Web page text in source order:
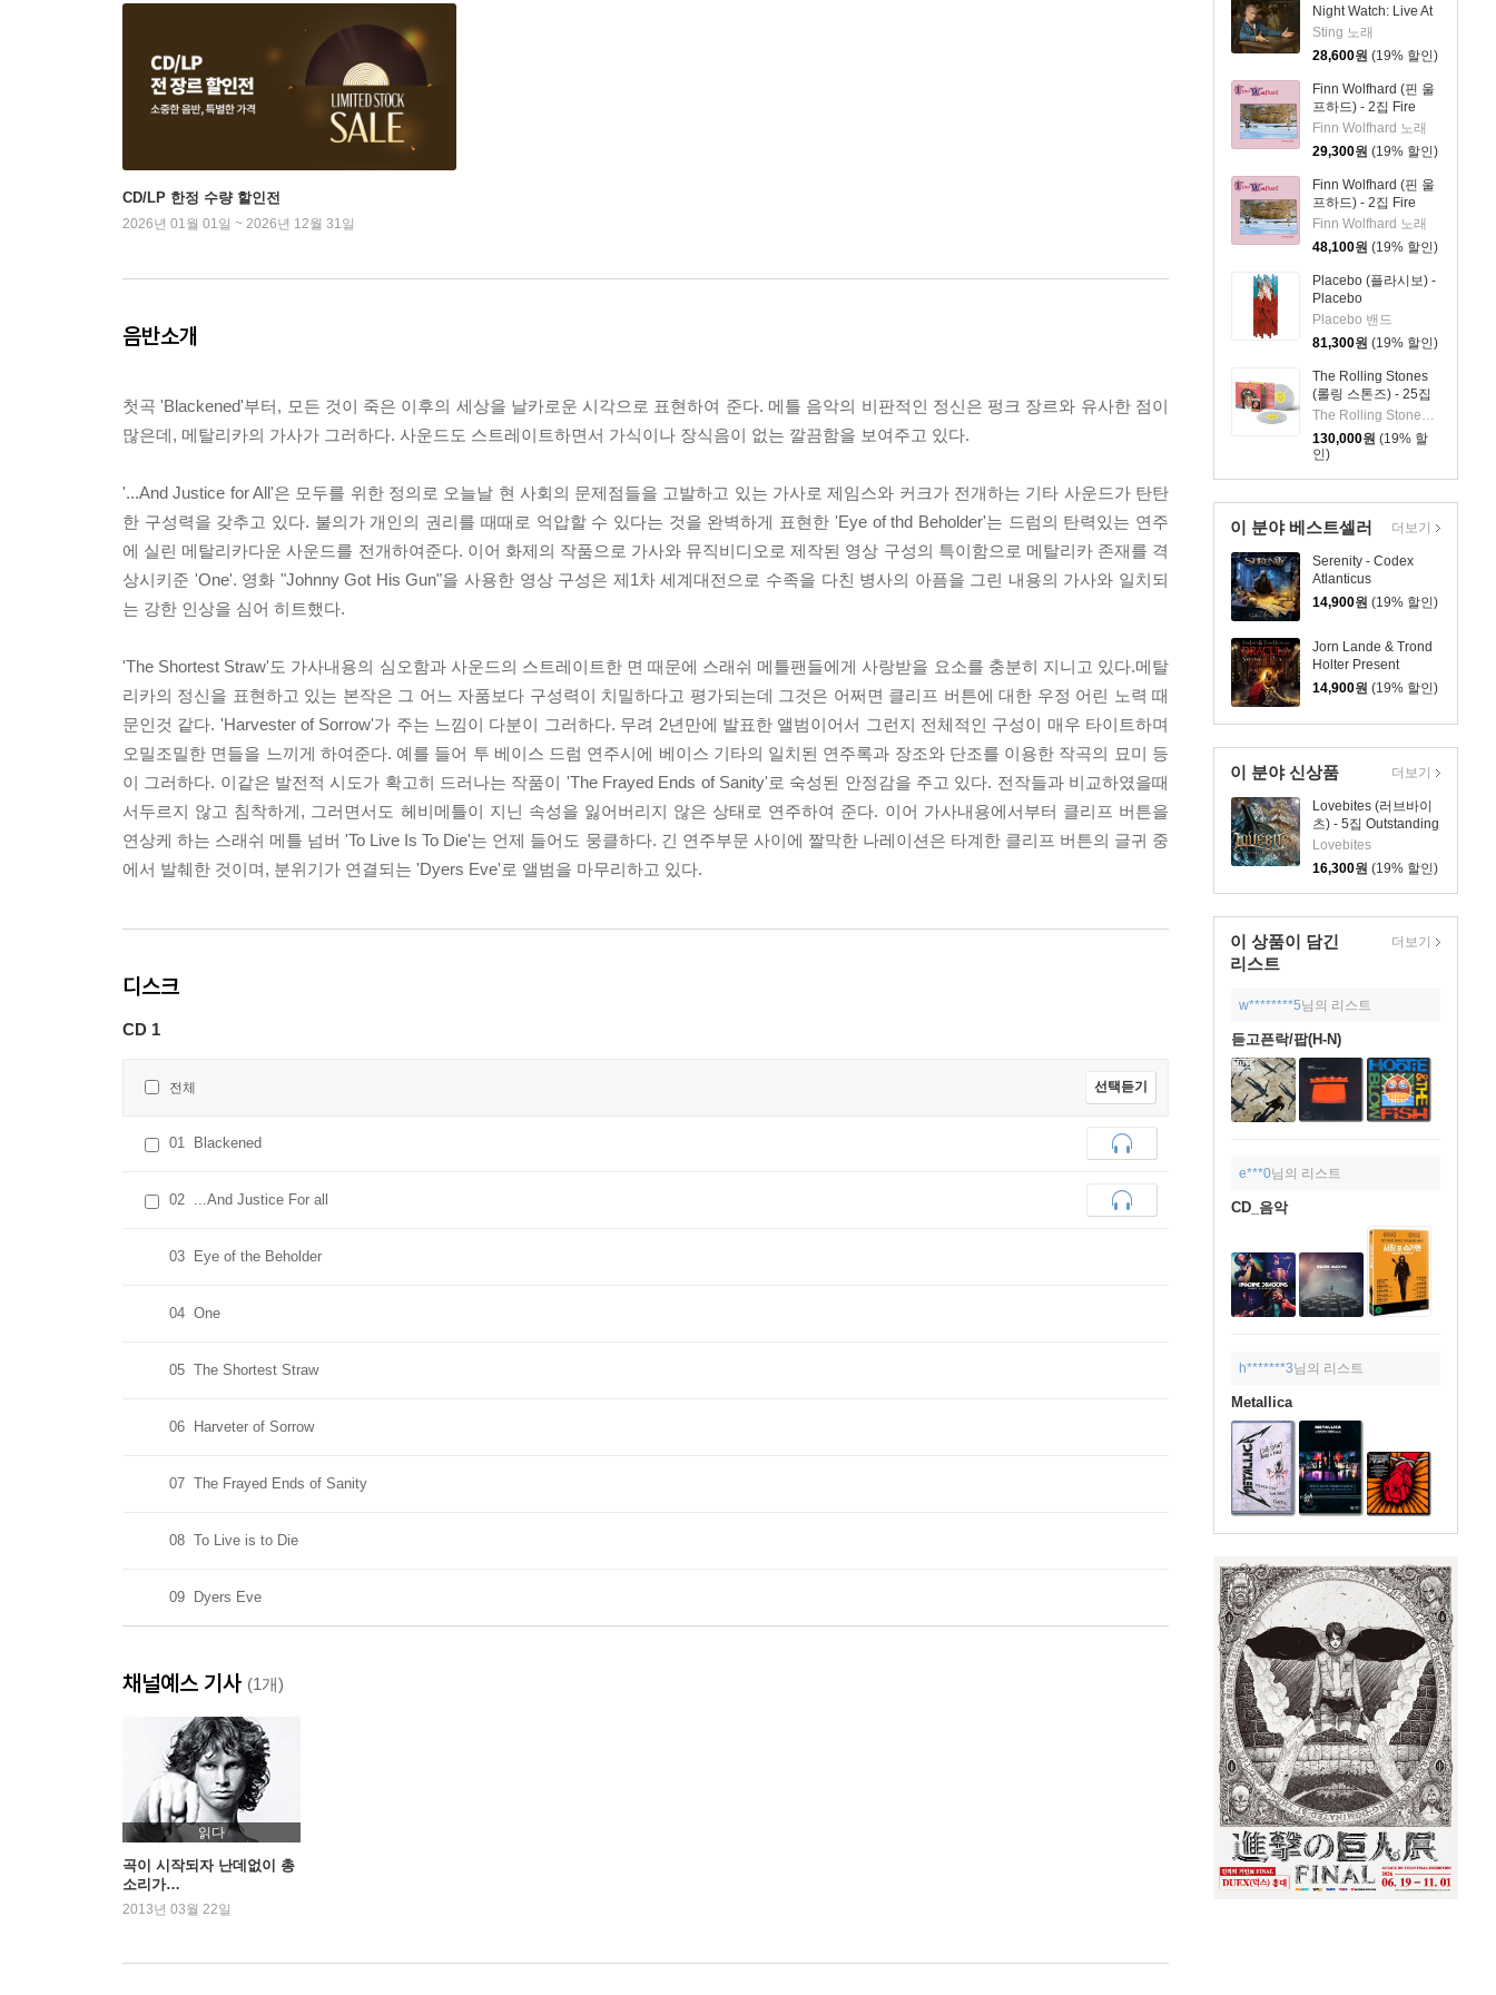
Night Watch: Live At
The Rijksmuseum
Sting 노래
28,600원 (19% 할인)
Finn Wolfhard (핀 울
프하드) - 2집 Fire
From The Hip
Finn Wolfhard 노래
29,300원 (19% 할인)
Finn Wolfhard (핀 울
프하드) - 2집 Fire
From The Hip [LP]
Finn Wolfhard 노래
48,100원 (19% 할인)
Placebo (플라시보) -
Placebo
RE:CREATED [7인치
Vinyl + 2LP]
Placebo 밴드
81,300원 (19% 할인)
The Rolling Stones
(롤링 스톤즈) - 25집
Foreign Tongues [클
리어 컬러 2LP]
The Rolling Stones 밴드
130,000원 (19% 할
인)
이 분야 베스트셀러
Serenity - Codex
Atlanticus
14,900원 (19% 할인)
Jorn Lande & Trond
Holter Present
Dracula: Swing Of
14,900원 (19% 할인)
더보기
이 분야 신상품
Lovebites (러브바이
츠) - 5집 Outstanding
Power
Lovebites
16,300원 (19% 할인)
더보기
이 상품이 담긴
리스트
더보기
w********5님의 리스트
듣고픈락/팝(H-N)
e***0님의 리스트
CD_음악
h*******3님의 리스트
Metallica
CD/LP 한정 수량 할인전
2026년 01월 01일 ~ 2026년 12월 31일
음반소개
첫곡 'Blackened'부터, 모든 것이 죽은 이후의 세상을 날카로운 시각으로 표현하여 준다. 메틀 음악의 비판적인 정신은 펑크 장르와 유사한 점이
많은데, 메탈리카의 가사가 그러하다. 사운드도 스트레이트하면서 가식이나 장식음이 없는 깔끔함을 보여주고 있다.
'...And Justice for All'은 모두를 위한 정의로 오늘날 현 사회의 문제점들을 고발하고 있는 가사로 제임스와 커크가 전개하는 기타 사운드가 탄탄
한 구성력을 갖추고 있다. 불의가 개인의 권리를 때때로 억압할 수 있다는 것을 완벽하게 표현한 'Eye of thd Beholder'는 드럼의 탄력있는 연주
에 실린 메탈리카다운 사운드를 전개하여준다. 이어 화제의 작품으로 가사와 뮤직비디오로 제작된 영상 구성의 특이함으로 메탈리카 존재를 격
상시키준 'One'. 영화 "Johnny Got His Gun"을 사용한 영상 구성은 제1차 세계대전으로 수족을 다친 병사의 아픔을 그린 내용의 가사와 일치되
는 강한 인상을 심어 히트했다.
'The Shortest Straw'도 가사내용의 심오함과 사운드의 스트레이트한 면 때문에 스래쉬 메틀팬들에게 사랑받을 요소를 충분히 지니고 있다.메탈
리카의 정신을 표현하고 있는 본작은 그 어느 자품보다 구성력이 치밀하다고 평가되는데 그것은 어쩌면 클리프 버튼에 대한 우정 어린 노력 때
문인것 같다. 'Harvester of Sorrow'가 주는 느낌이 다분이 그러하다. 무려 2년만에 발표한 앨범이어서 그런지 전체적인 구성이 매우 타이트하며
오밀조밀한 면들을 느끼게 하여준다. 예를 들어 투 베이스 드럼 연주시에 베이스 기타의 일치된 연주록과 장조와 단조를 이용한 작곡의 묘미 등
이 그러하다. 이같은 발전적 시도가 확고히 드러나는 작품이 'The Frayed Ends of Sanity'로 숙성된 안정감을 주고 있다. 전작들과 비교하였을때
서두르지 않고 침착하게, 그러면서도 헤비메틀이 지닌 속성을 잃어버리지 않은 상태로 연주하여 준다. 이어 가사내용에서부터 클리프 버튼을
연상케 하는 스래쉬 메틀 넘버 'To Live Is To Die'는 언제 들어도 뭉클하다. 긴 연주부문 사이에 짤막한 나레이션은 타계한 클리프 버튼의 글귀 중
에서 발췌한 것이며, 분위기가 연결되는 'Dyers Eve'로 앨범을 마무리하고 있다.
디스크
CD 1
전체 선택듣기
01 Blackened
02 ...And Justice For all
03 Eye of the Beholder
04 One
05 The Shortest Straw
06 Harveter of Sorrow
07 The Frayed Ends of Sanity
08 To Live is to Die
09 Dyers Eve
채널예스 기사 (1개)
읽다
곡이 시작되자 난데없이 총
소리가…
2013년 03월 22일